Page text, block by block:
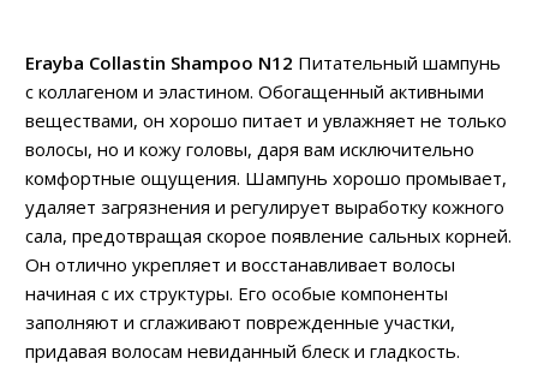
Erayba Collastin Shampoo N12 Питательный шампунь
с коллагеном и эластином. Обогащенный активными
веществами, он хорошо питает и увлажняет не только
волосы, но и кожу головы, даря вам исключительно
комфортные ощущения. Шампунь хорошо промывает,
удаляет загрязнения и регулирует выработку кожного
сала, предотвращая скорое появление сальных корней.
Он отлично укрепляет и восстанавливает волосы
начиная с их структуры. Его особые компоненты
заполняют и сглаживают поврежденные участки,
придавая волосам невиданный блеск и гладкость.